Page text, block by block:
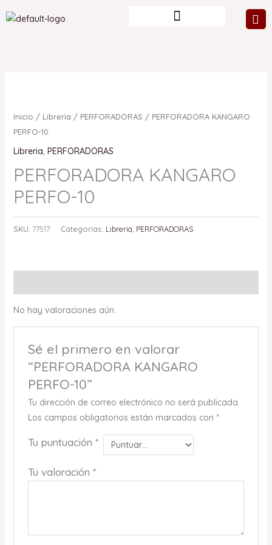
al
Inicio / Libreria / PERFORADORAS / PERFORADORA KANGARO
PERFO-10
Libreria, PERFORADORAS
PERFORADORA KANGARO
PERFO-10
SKU: 77517 Categorías: Libreria PERFORADORAS
No hay valoraciones aún.
Sé el primero en valorar
“PERFORADORA KANGARO
PERFO-10”
Tu dirección de correo electrónico no será publicada.
Los campos obligatorios están marcados con *
Tu puntuación *
Tu valoración *